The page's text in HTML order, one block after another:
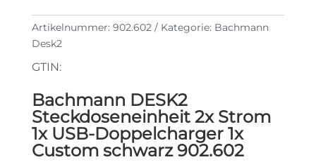
Artikelnummer: 902.602 Kategorie: Bachmann
Desk2
GTIN:
Bachmann DESK2
Steckdoseneinheit 2x Strom
1x USB-Doppelcharger 1x
Custom schwarz 902.602